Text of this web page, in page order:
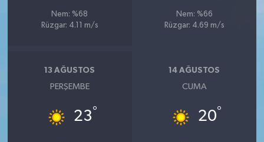
Nem: %68
Rüzgar: 4.11 m/s
Nem: %66
Rüzgar: 4.69 m/s
13 AĞUSTOS
PERŞEMBE
23°
14 AĞUSTOS
CUMA
20°